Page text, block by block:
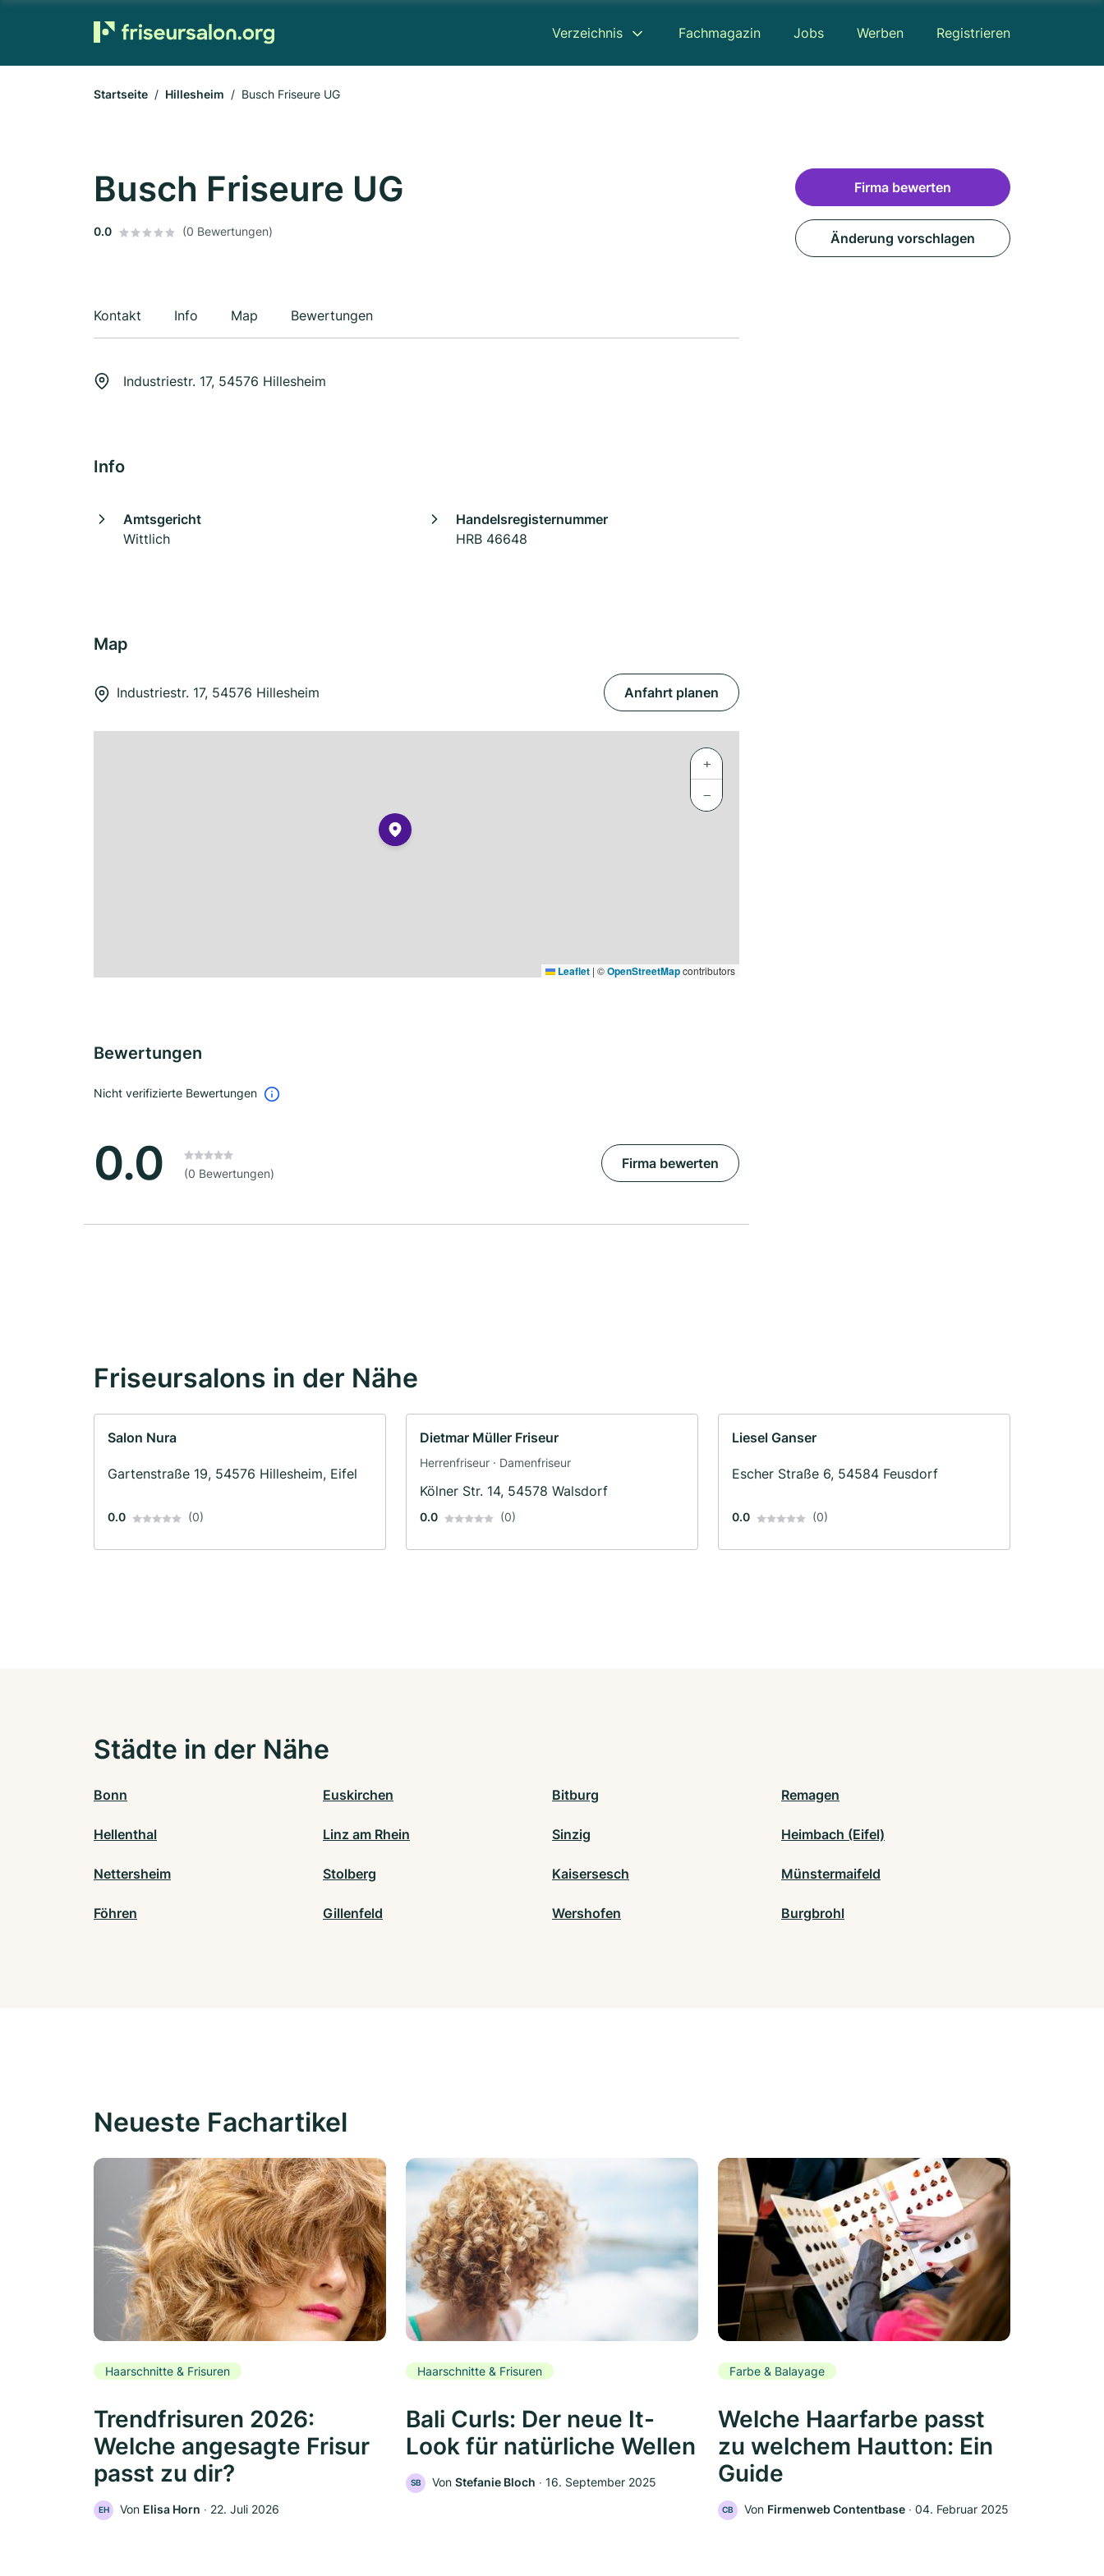
Verzeichnis Fachmagazin Jobs Werben Registrieren
Startseite Hillesheim Busch Friseure UG
Busch Friseure UG
0.0 (0 Bewertungen)
Kontakt Info Map Bewertungen
Industriestr. 17, 54576 Hillesheim
Info
Amtsgericht
Wittlich
Handelsregisternummer
HRB 46648
Map
Industriestr. 17, 54576 Hillesheim Anfahrt planen
+
−
Leaflet | ©OpenStreetMapcontributors
Bewertungen
Nicht verifizierte Bewertungen
0.0 (0 Bewertungen)
Firma bewerten
Firma bewerten
Änderung vorschlagen
Friseursalons in der Nähe
Salon Nura
Gartenstraße 19, 54576 Hillesheim, Eifel
0.0 (0)
Dietmar Müller Friseur
Herrenfriseur · Damenfriseur
Kölner Str. 14, 54578 Walsdorf
0.0 (0)
Liesel Ganser
Escher Straße 6, 54584 Feusdorf
0.0 (0)
Städte in der Nähe
Bonn Euskirchen Bitburg Remagen
Hellenthal Linz am Rhein Sinzig Heimbach (Eifel)
Nettersheim Stolberg Kaisersesch Münstermaifeld
Föhren Gillenfeld Wershofen Burgbrohl
Neueste Fachartikel
Haarschnitte & Frisuren
Trendfrisuren 2026:
Welche angesagte Frisur
passt zu dir?
EH Von Elisa Horn ‧ 22. Juli 2026
Haarschnitte & Frisuren
Bali Curls: Der neue It-
Look für natürliche Wellen
SB Von Stefanie Bloch ‧ 16. September 2025
Farbe & Balayage
Welche Haarfarbe passt
zu welchem Hautton: Ein
Guide
CB Von Firmenweb Contentbase ‧ 04. Februar 2025